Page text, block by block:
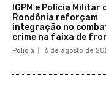
IGPM e Polícia Militar
Rondônia reforçam
integração no
crime na faixa de
Policia 6 de agosto de